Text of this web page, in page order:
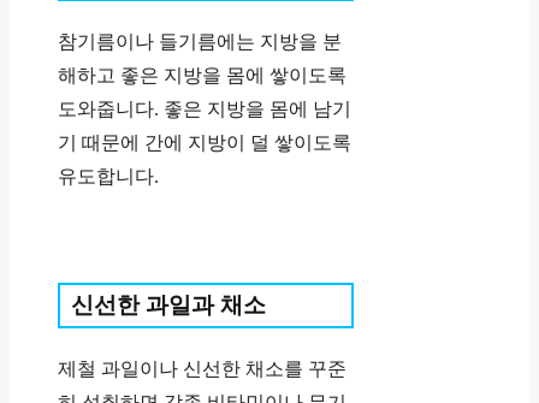
참기름이나 들기름에는 지방을 분
해하고 좋은 지방을 몸에 쌓이도록
도와줍니다. 좋은 지방을 몸에 남기
기 때문에 간에 지방이 덜 쌓이도록
유도합니다.
신선한 과일과 채소
제철 과일이나 신선한 채소를 꾸준